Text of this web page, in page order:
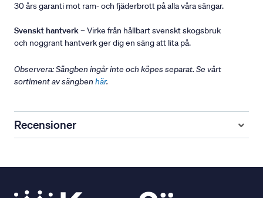
30 års garanti mot ram- och fjäderbrott på alla våra sängar.
Svenskt hantverk– Virke från hållbart svenskt skogsbruk
och noggrant hantverk ger dig en säng att lita på.
Observera: Sängben ingår inte och köpes separat. Se vårt
sortiment av sängben här.
Recensioner